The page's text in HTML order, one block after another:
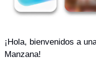
¡Hola, bienvenidos a
Manzana!